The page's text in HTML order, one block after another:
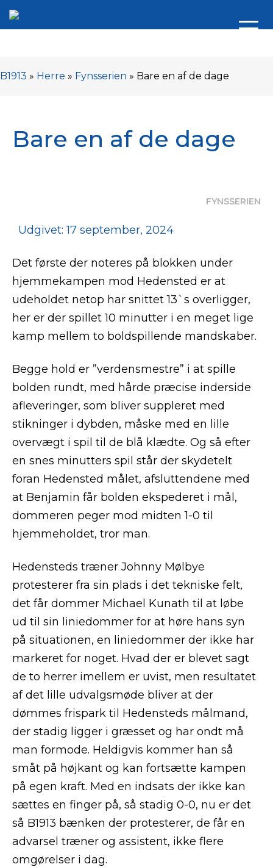
B1913 » Herre » Fynsserien » Bare en af de dage
Bare en af de dage
FYNSSERIEN
Udgivet: 17 september, 2024
Det første der noteres på blokken under
hjemmekampen mod Hedensted er at
udeholdet netop har snittet 13`s overligger,
her er der spillet 10 minutter i en meget lige
kamp mellem to boldspillende mandskaber.
Begge hold er ”verdensmestre” i at spille
bolden rundt, med hårde præcise inderside
afleveringer, som bliver suppleret med
stikninger i dybden, måske med en lille
overvægt i spil til de blå klædte. Og så efter
en snes minutters spil står der skydetelt
foran Hedensted målet, afsluttendene med
at Benjamin får bolden ekspederet i mål,
dommeren peger mod midten 1-0 til
hjemmeholdet, tror man.
Hedensteds træner Johnny Mølbye
protesterer fra sin plads i det tekniske felt,
det får dommer Michael Kunath til at løbe
ud til sin liniedommer for at høre hans syn
på situationen, en liniedommer der ikke har
markeret for noget. Hvad der er blevet sagt
de to herrer imellem er uvist, men resultatet
af det lille udvalgsmøde bliver at der
dømmes frispark til Hedensteds målmand,
der stadig ligger i græsset og har ondt må
man formode. Heldigvis kommer han så
småt på højkant og kan fortsætte kampen
på egen kraft. Med en indsats der ikke kan
sættes en finger på, så stadig 0-0, nu er det
så B1913 bænken der protesterer, de får en
advarsel træner og assistent, ikke flere
omgørelser i dag.